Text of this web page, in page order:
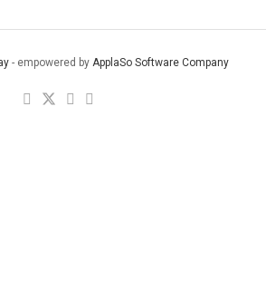
- empowered by ApplaSo Software Company